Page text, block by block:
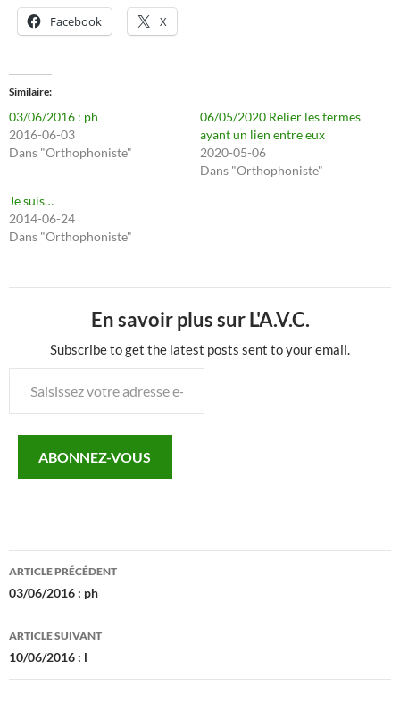
Facebook X
Similaire
03/06/2016 : ph
2016-06-03
Dans "Orthophoniste"
06/05/2020 Relier les termes
ayant un lien entre eux
2020-05-06
Dans "Orthophoniste"
Je suis…
2014-06-24
Dans "Orthophoniste"
En savoir plus sur L'A.V.C.
Subscribe to get the latest posts sent to your email.
votre
mail…ABONNEZ-VOUS
Navigation
des
articles
ARTICLE PRÉCÉDENT
03/06/2016 : ph
ARTICLE SUIVANT
10/06/2016 : l